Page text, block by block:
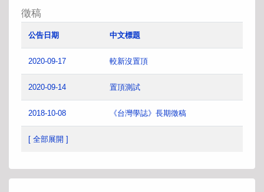
徵稿
公告日期 中文標題
2020-09-17 較新沒置頂
2020-09-14 置頂測試
2018-10-08 《台灣學誌》長期徵稿
[ 全部展開 ]